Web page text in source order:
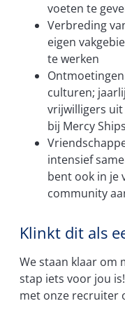
voeten te
Verbreding
eigen
te werken
culturen;
vrijwilligers
bij Mercy
intensief
bent ook in je
community
Klinkt dit als
We staan klaar om
stap iets voor jou
met onze recruiter